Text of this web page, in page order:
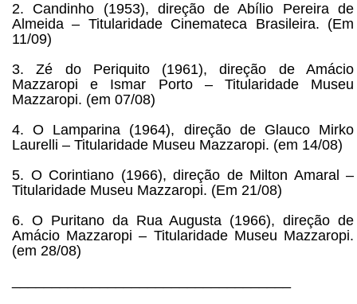
2. Candinho (1953), direção de Abílio Pereira de
Almeida – Titularidade Cinemateca Brasileira. (Em
11/09)
3. Zé do Periquito (1961), direção de Amácio
Mazzaropi e Ismar Porto – Titularidade Museu
Mazzaropi. (em 07/08)
4. O Lamparina (1964), direção de Glauco Mirko
Laurelli – Titularidade Museu Mazzaropi. (em 14/08)
5. O Corintiano (1966), direção de Milton Amaral –
Titularidade Museu Mazzaropi. (Em 21/08)
6. O Puritano da Rua Augusta (1966), direção de
Amácio Mazzaropi – Titularidade Museu Mazzaropi.
(em 28/08)